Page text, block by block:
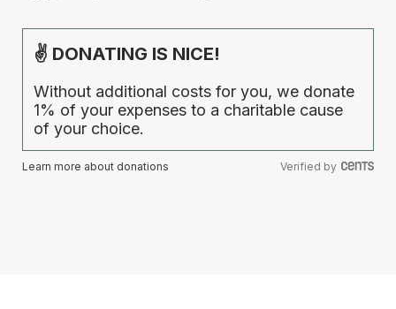
✌ DONATING IS NICE!
Without additional costs for you, we donate
1% of your expenses to a charitable cause
of your choice.
Learn more about donations Verified by